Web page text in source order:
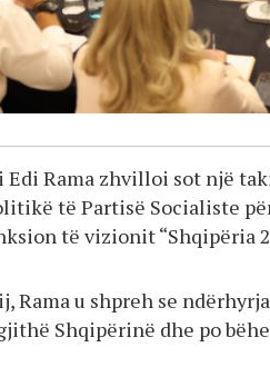
Rama zhvilloi sot një
të Partisë Socialiste
të vizionit “Shqipëria
Rama u shpreh se
Shqipërinë dhe po